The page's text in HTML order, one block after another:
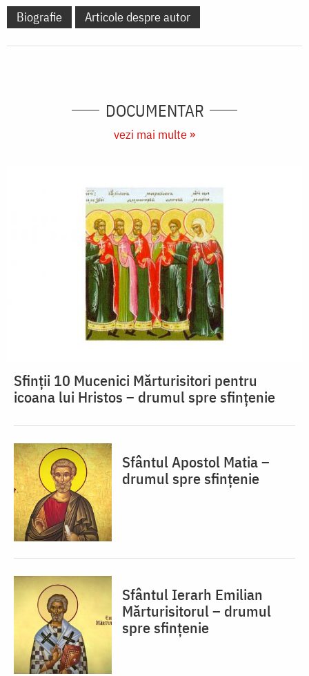
Biografie Articole despre autor
DOCUMENTAR
vezi mai multe »
Sfinții 10 Mucenici Mărturisitori pentru
icoana lui Hristos – drumul spre sfințenie
Sfântul Apostol Matia –
drumul spre sfințenie
Sfântul Ierarh Emilian
Mărturisitorul – drumul
spre sfințenie